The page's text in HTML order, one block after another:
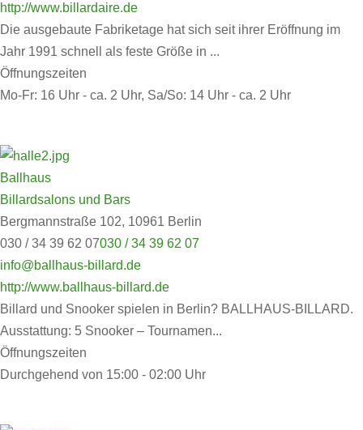
http://www.billardaire.de
Die ausgebaute Fabriketage hat sich seit ihrer Eröffnung im
Jahr 1991 schnell als feste Größe in ...
Öffnungszeiten
Mo-Fr: 16 Uhr - ca. 2 Uhr, Sa/So: 14 Uhr - ca. 2 Uhr
Ballhaus
Billardsalons und Bars
Bergmannstraße 102, 10961 Berlin
030 / 34 39 62 07030 / 34 39 62 07
info@ballhaus-billard.de
http://www.ballhaus-billard.de
Billard und Snooker spielen in Berlin? BALLHAUS-BILLARD.
Ausstattung: 5 Snooker – Tournamen...
Öffnungszeiten
Durchgehend von 15:00 - 02:00 Uhr